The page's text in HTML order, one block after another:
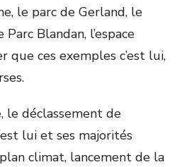
le parc de Gerland, le
Blandan, l’espace
que ces exemples c’est lui,
le déclassement de
lui et ses majorités
climat, lancement de la